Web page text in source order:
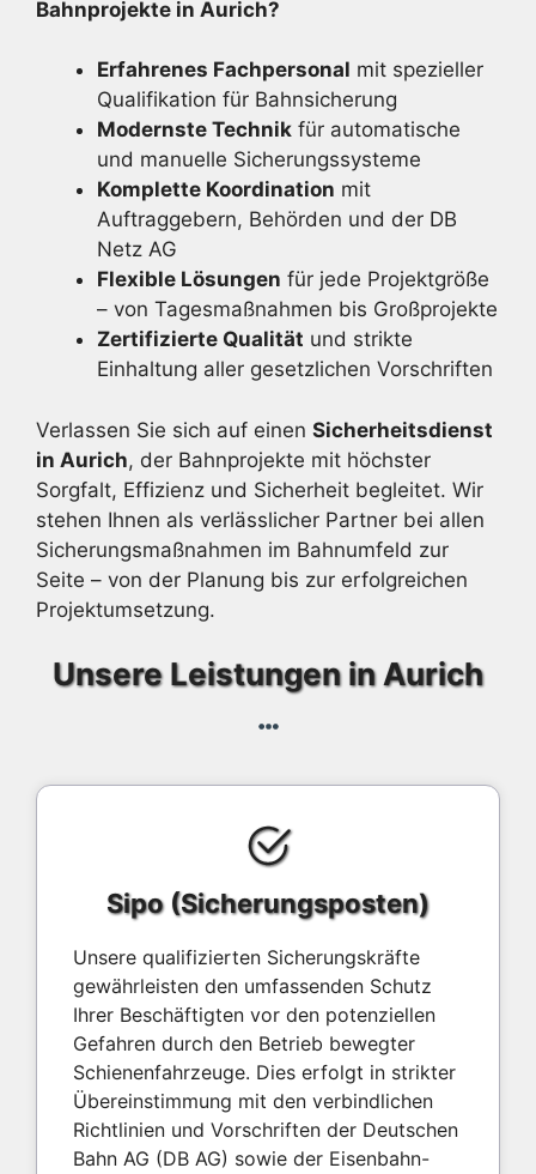
Bahnprojekte in Aurich?
Erfahrenes Fachpersonal mit spezieller
Qualifikation für Bahnsicherung
Modernste Technik für automatische
und manuelle Sicherungssysteme
Komplette Koordination mit
Auftraggebern, Behörden und der DB
Netz AG
Flexible Lösungen für jede Projektgröße
– von Tagesmaßnahmen bis Großprojekte
Zertifizierte Qualität und strikte
Einhaltung aller gesetzlichen Vorschriften
Verlassen Sie sich auf einen Sicherheitsdienst
in Aurich, der Bahnprojekte mit höchster
Sorgfalt, Effizienz und Sicherheit begleitet. Wir
stehen Ihnen als verlässlicher Partner bei allen
Sicherungsmaßnahmen im Bahnumfeld zur
Seite – von der Planung bis zur erfolgreichen
Projektumsetzung.
Unsere Leistungen in Aurich
Sipo (Sicherungsposten)
Unsere qualifizierten Sicherungskräfte
gewährleisten den umfassenden Schutz
Ihrer Beschäftigten vor den potenziellen
Gefahren durch den Betrieb bewegter
Schienenfahrzeuge. Dies erfolgt in strikter
Übereinstimmung mit den verbindlichen
Richtlinien und Vorschriften der Deutschen
Bahn AG (DB AG) sowie der Eisenbahn-